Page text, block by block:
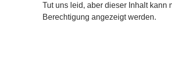
Tut uns leid, aber dieser Inhalt kann
Berechtigung angezeigt werden.